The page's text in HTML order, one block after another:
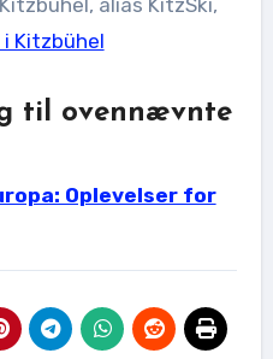
alias KitzSki,
Kitzbühel
til ovennævnte
Oplevelser for